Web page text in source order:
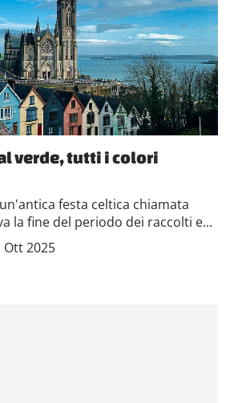
verde, tutti i colori
festa celtica chiamata
la fine del periodo dei raccolti e...
Ott 2025